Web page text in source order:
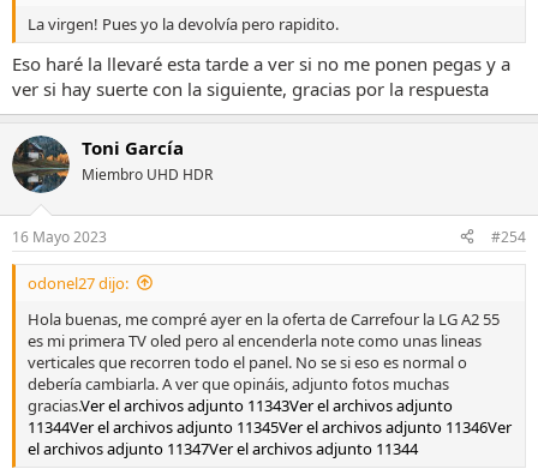
La virgen! Pues yo la devolvía pero rapidito.
Eso haré la llevaré esta tarde a ver si no me ponen pegas y a
ver si hay suerte con la siguiente, gracias por la respuesta
Toni García
Miembro UHD HDR
16 Mayo 2023 #254
odonel27 dijo:
Hola buenas, me compré ayer en la oferta de Carrefour la LG A2 55
es mi primera TV oled pero al encenderla note como unas lineas
verticales que recorren todo el panel. No se si eso es normal o
debería cambiarla. A ver que opináis, adjunto fotos muchas
gracias.Ver el archivos adjunto 11343Ver el archivos adjunto
11344Ver el archivos adjunto 11345Ver el archivos adjunto 11346Ver
el archivos adjunto 11347Ver el archivos adjunto 11344